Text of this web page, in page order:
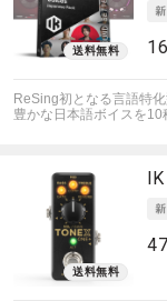
ReSing初となる言語特
豊かな日本語ボイスを10